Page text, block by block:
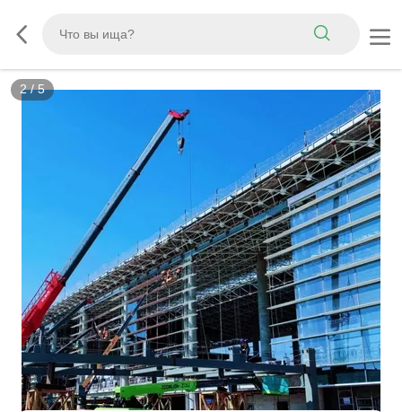
2/5